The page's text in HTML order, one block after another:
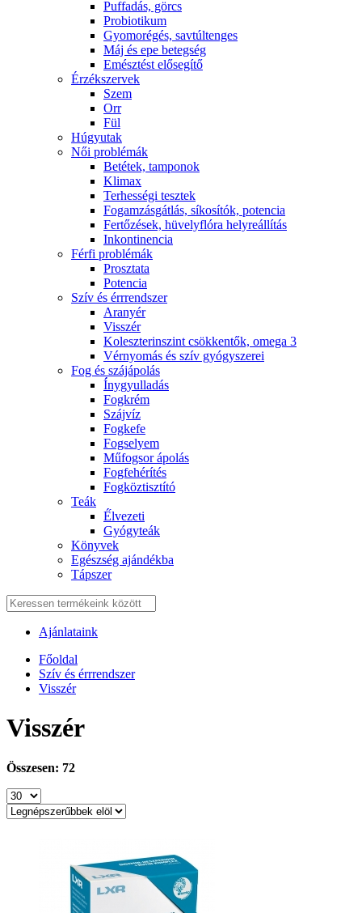
Puffadás, görcs
Probiotikum
Gyomorégés, savtúltenges
Máj és epe betegség
Emésztést elősegítő
Érzékszervek
Szem
Orr
Fül
Húgyutak
Női problémák
Betétek, tamponok
Klimax
Terhességi tesztek
Fogamzásgátlás, síkosítók, potencia
Fertőzések, hüvelyflóra helyreállítás
Inkontinencia
Férfi problémák
Prosztata
Potencia
Szív és érrrendszer
Aranyér
Visszér
Koleszterinszint csökkentők, omega 3
Vérnyomás és szív gyógyszerei
Fog és szájápolás
Í́nygyulladás
Fogkrém
Szájvíz
Fogkefe
Fogselyem
Műfogsor ápolás
Fogfehérítés
Fogköztisztító
Teák
É́lvezeti
Gyógyteák
Könyvek
Egészség ajándékba
Tápszer
Ajánlataink
Főoldal
Szív és érrrendszer
Visszér
Visszér
Összesen: 72